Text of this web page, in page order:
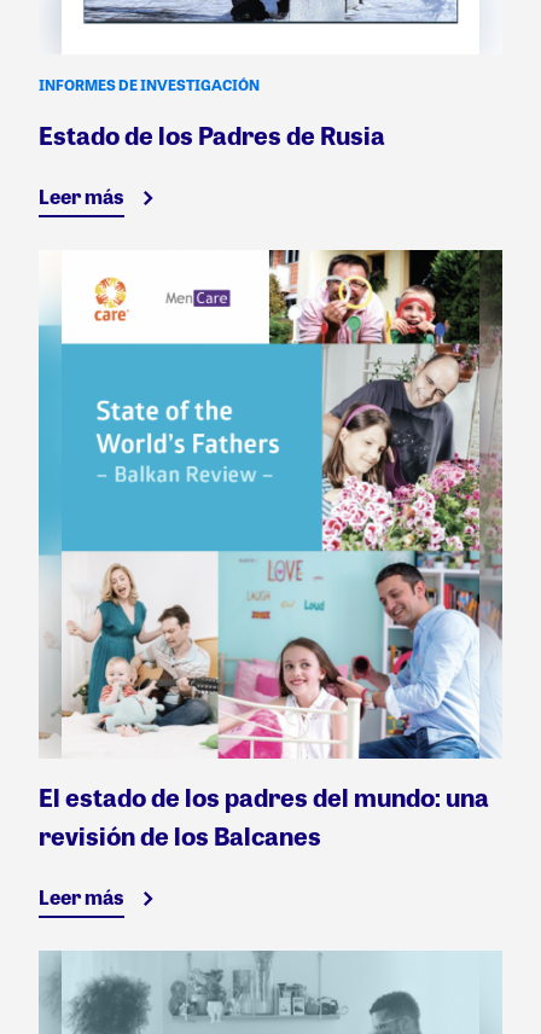
INFORMES DE INVESTIGACIÓN
Estado de los Padres de Rusia
Leer más
El estado de los padres del mundo: una
revisión de los Balcanes
Leer más